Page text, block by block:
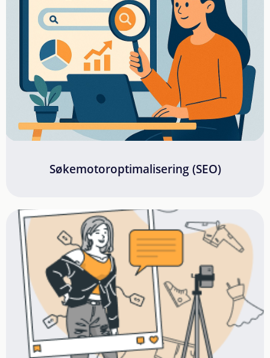
Søkemotoroptimalisering (SEO)